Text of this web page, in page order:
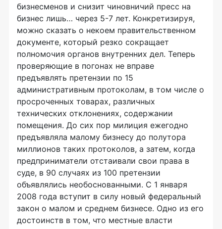
бизнесменов и снизит чиновничий пресс на
бизнес лишь… через 5-7 лет. Конкретизируя,
можно сказать о некоем правительственном
документе, который резко сокращает
полномочия органов внутренних дел. Теперь
проверяющие в погонах не вправе
предъявлять претензии по 15
административным протоколам, в том числе о
просроченных товарах, различных
технических отклонениях, содержании
помещения. До сих пор милиция ежегодно
предъявляла малому бизнесу до полутора
миллионов таких протоколов, а затем, когда
предприниматели отстаивали свои права в
суде, в 90 случаях из 100 претензии
объявлялись необоснованными. С 1 января
2008 года вступит в силу новый федеральный
закон о малом и среднем бизнесе. Одно из его
достоинств в том, что местные власти